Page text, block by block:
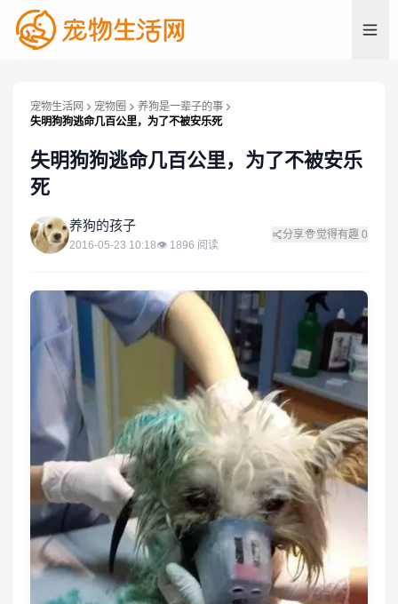
宠物生活网 宠物圈
养狗是一辈子的事
失明狗狗逃命几百公里，为了不被安乐死
失明狗狗逃命几百公里，为了不被安乐
死
养 养狗的孩子
2016-05-23 10:18👁 1896 阅读
分享 觉得有趣 0